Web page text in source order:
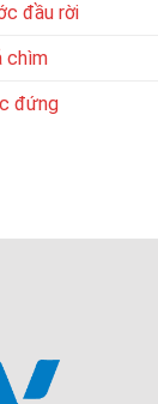
đầu rời
chìm
đứng